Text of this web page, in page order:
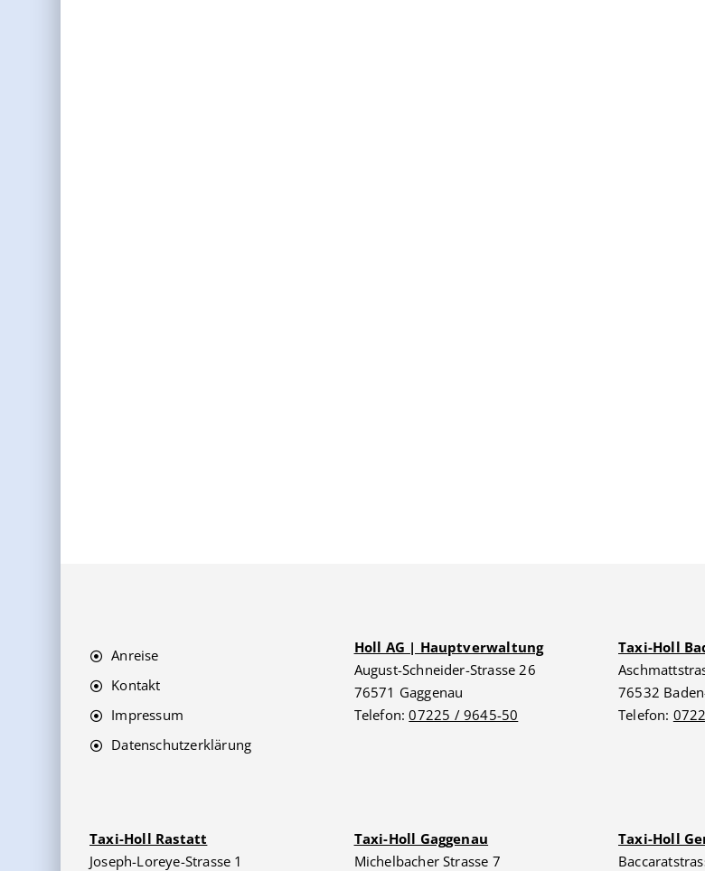
Anreise
Kontakt
Impressum
Datenschutzerklärung
Holl AG | Hauptverwaltung
August-Schneider-Strasse 26
76571 Gaggenau
Telefon:07225 / 9645-50
Taxi-Holl
76532
Telefon:
Taxi-Holl Rastatt
Joseph-Loreye-Strasse 1
Taxi-Holl Gaggenau
Michelbacher Strasse 7
Taxi-Holl